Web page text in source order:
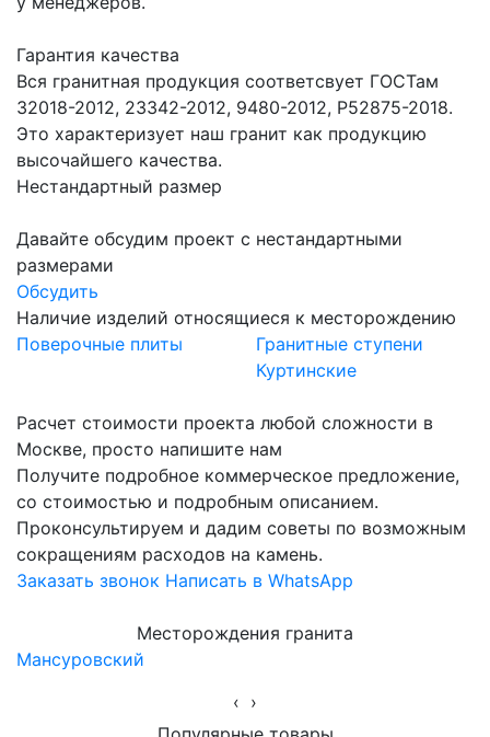
Гарантия качества
Вся гранитная продукция соответсвует ГОСТам
32018-2012, 23342-2012, 9480-2012, Р52875-2018.
Это характеризует наш гранит как продукцию
высочайшего качества.
Нестандартный размер
Давайте обсудим проект с нестандартными
размерами
Обсудить
Наличие изделий относящиеся к месторождению
Поверочные плиты
Гранитные ступени
Куртинские
Расчет стоимости проекта любой сложности в
Москве, просто напишите нам
Получите подробное коммерческое предложение,
со стоимостью и подробным описанием.
Проконсультируем и дадим советы по возможным
сокращениям расходов на камень.
Заказать звонок Написать в WhatsApp
Месторождения гранита
Мансуровский
‹ ›